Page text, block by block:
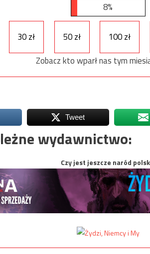
8%
30 zł 50 zł 100 zł
Zobacz kto wparł nas tym
Tweet
wydawnictwo:
Czy jest jeszcze naród